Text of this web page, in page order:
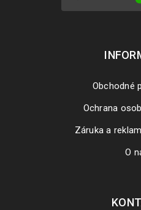
Obchodné
Ochrana
Záruka a
O